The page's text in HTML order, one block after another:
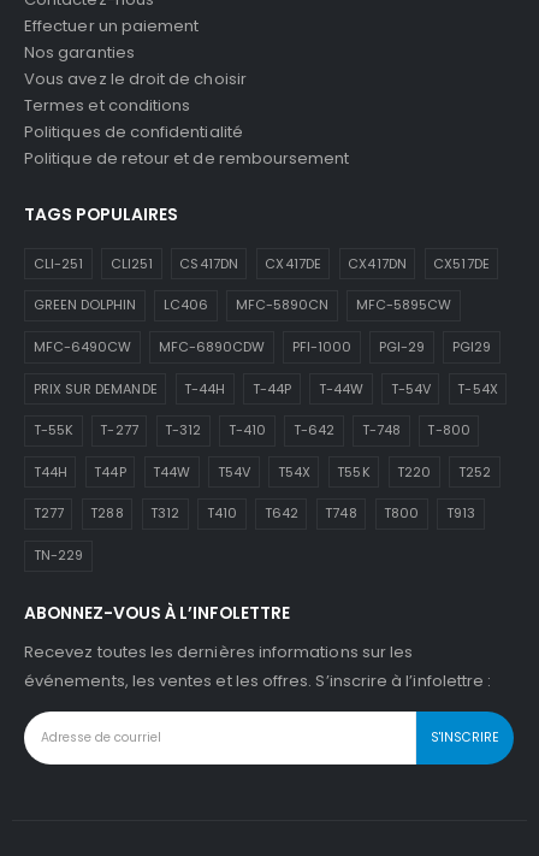
Effectuer un paiement
Nos garanties
Vous avez le droit de choisir
Termes et conditions
Politiques de confidentialité
Politique de retour et de remboursement
TAGS POPULAIRES
CLI-251 CLI251 CS417DN CX417DE CX417DN CX517DE
GREEN DOLPHIN LC406 MFC-5890CN MFC-5895CW
MFC-6490CW MFC-6890CDW PFI-1000 PGI-29 PGI29
PRIX SUR DEMANDE T-44H T-44P T-44W T-54V T-54X
T-55K T-277 T-312 T-410 T-642 T-748 T-800
T44H T44P T44W T54V T54X T55K T220 T252
T277 T288 T312 T410 T642 T748 T800 T913
TN-229
ABONNEZ-VOUS À L’INFOLETTRE
Recevez toutes les dernières informations sur les
événements, les ventes et les offres. S’inscrire à l’infolettre :